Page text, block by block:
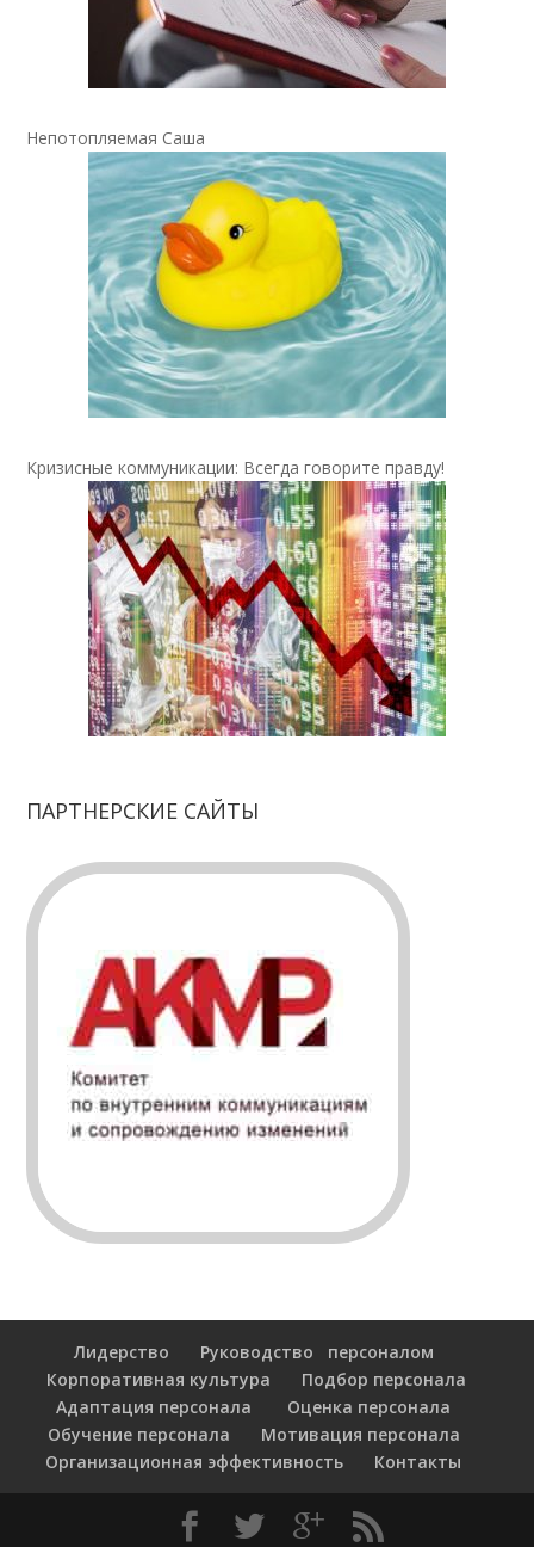
Непотопляемая Саша
Кризисные коммуникации: Всегда говорите правду!
ПАРТНЕРСКИЕ САЙТЫ
Лидерство
Руководство персоналом
Корпоративная культура
Подбор персонала
Адаптация персонала
Оценка персонала
Обучение персонала
Мотивация персонала
Организационная эффективность
Контакты